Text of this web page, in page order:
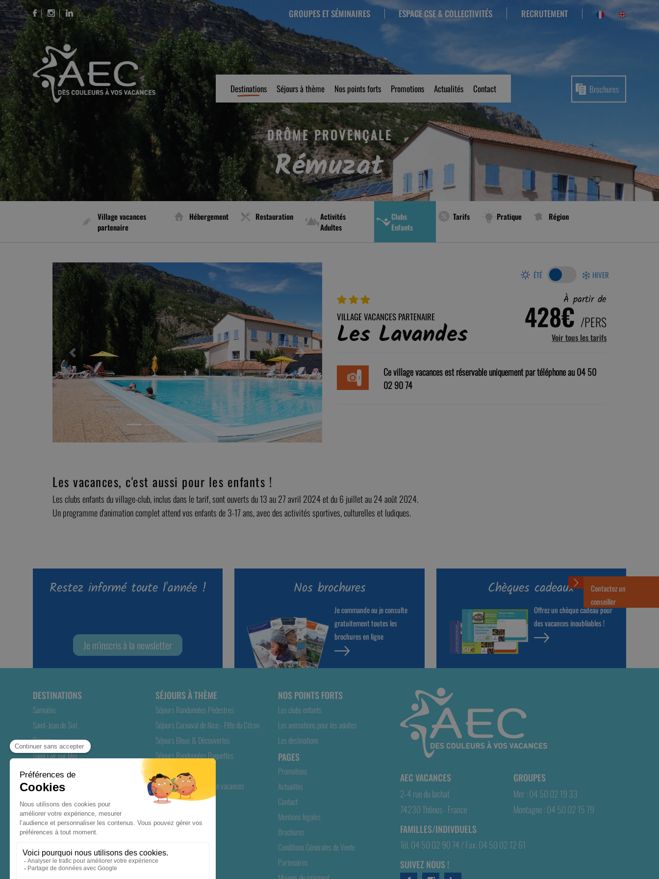
GROUPES ET SÉMINAIRES ESPACE CSE & COLLECTIVITÉS RECRUTEMENT
Destinations Séjours à thème Nos points forts Promotions Actualités Contact Brochures
Contactez un
conseiller
DRÔME PROVENÇALE
Rémuzat
Village vacances
partenaire
Hébergement Restauration
Activités
Adultes
Clubs
Enfants
Tarifs Pratique Région
Previous Next
ÉTÉ HIVER
VILLAGE VACANCES PARTENAIRE
Les Lavandes
À partir de
428€ /PERS
Voir tous les tarifs
7
Ce village vacances est réservable uniquement par téléphone au 04 50
02 90 74
Les vacances, c'est aussi pour les enfants !
Les clubs enfants du village-club, inclus dans le tarif, sont ouverts du 13 au 27 avril 2024 et du 6 juillet au 24 août 2024.
Un programme d'animation complet attend vos enfants de 3-17 ans, avec des activités sportives, culturelles et ludiques.
Restez informé toute l'année !
Je m'inscris à la newsletter
Nos brochures
Je commande ou je consulte
gratuitement toutes les
brochures en ligne
Chèques cadeaux
Offrez un chèque cadeau pour
des vacances inoubliables !
DESTINATIONS
Samoëns
Saint-Jean de Sixt
Grasse
Saint Cyr sur Mer
Valmeinier
Gréoux-les-Bains
Soultzeren Munster
Rémuzat
Casteljau
Biscarrosse
SÉJOURS À THÈME
Séjours Randonnées Pédestres
Séjours Carnaval de Nice - Fête du Citron
Séjours Bleus & Découvertes
Séjours Randonnées Raquettes
Longs Séjours Séniors
Séjours ANCV Seniors en vacances
NOS POINTS FORTS
Les clubs enfants
Les animations pour les adultes
Les destinations
PAGES
Promotions
Actualités
Contact
Mentions légales
Brochures
Conditions Générales de Vente
Partenaires
AEC VACANCES
2-4 rue du lachat
74230 Thônes - France
GROUPES
Mer : 04 50 02 19 33
Montagne : 04 50 02 15 79
FAMILLES/INDIVDUELS
Tél. 04 50 02 90 74 / Fax: 04 50 02 12 61
SUIVEZ NOUS !